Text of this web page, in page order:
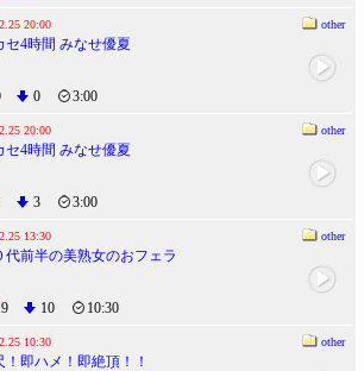
20:00 other
セ4時間 みなせ優夏
0 3:00
20:00 other
セ4時間 みなせ優夏
3 3:00
13:30 other
代前半の美熟女のおフェラ
10 10:30
10:30 other
！即ハメ！即絶頂！！